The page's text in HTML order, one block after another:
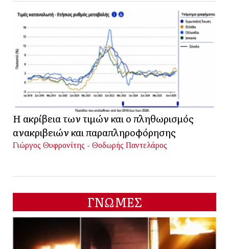
Η ακρίβεια των τιμών και ο πληθωρισμός
ανακριβειών και παραπληροφόρησης
Γιώργος Θυφρονίτης - Θοδωρής Παντελάρος
ΓΝΩΜΕΣ